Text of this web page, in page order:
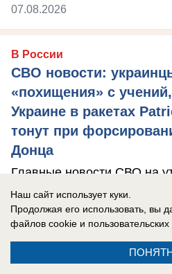
07.08.2026
В России
СВО новости:
«похищения» с
Украине в ракетах
тонут при
Донца
Главные новости СВО на
года.
Наш сайт использует куки.
Продолжая его использовать, вы
файлов cookie и